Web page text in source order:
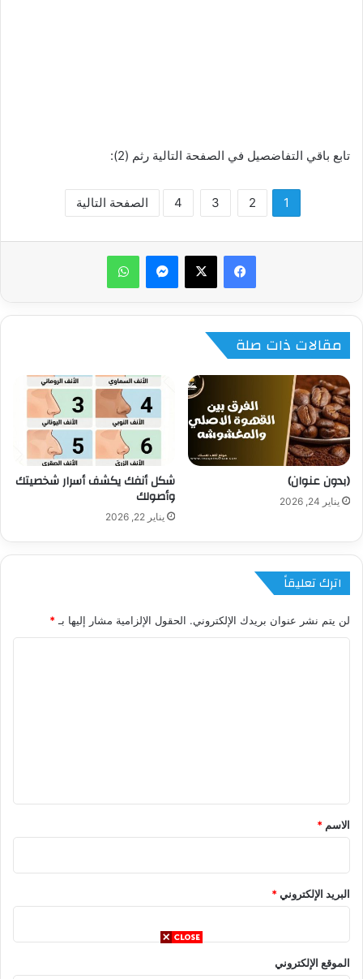
تابع باقي التفاضصيل في الصفحة التالية رثم (2):
1
2
3
4 الصفحة التالية
ماسنجر واتساب
مقالات ذات صلة
(بدون عنوان)
يناير 24, 2026
شكل أنفك يكشف أسرار شخصيتك
وأصولك
يناير 22, 2026
اترك تعليقاً
لن يتم نشر عنوان بريدك الإلكتروني. الحقول الإلزامية مشار إليها بـ*
*
الاسم *
البريد الإلكتروني*
الموقع الإلكتروني